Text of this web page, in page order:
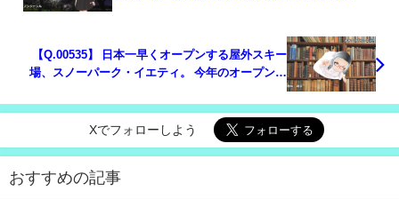
【Q.00535】 日本一早くオープンする屋外スキー
場、スノーパーク・イエティ。 今年のオープン日
Xでフォローしよう
おすすめの記事